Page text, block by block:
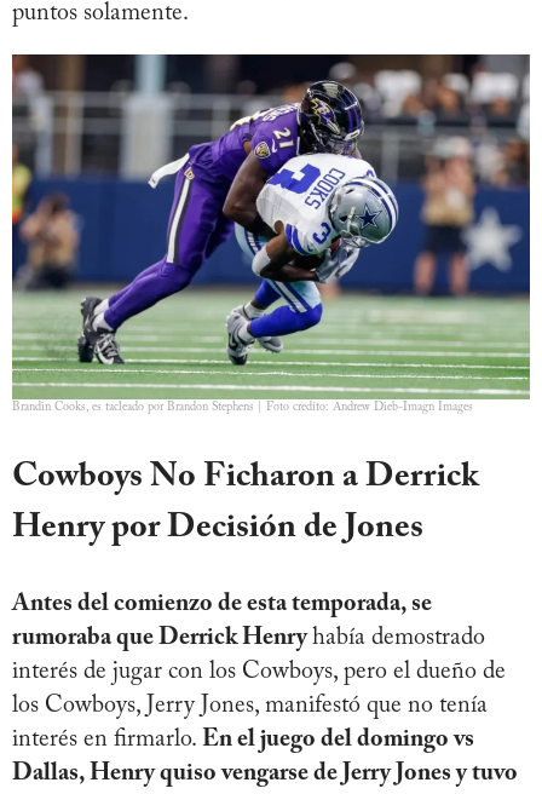
puntos solamente.
Brandin Cooks, es tacleado por Brandon Stephens | Foto credíto: Andrew Dieb-Imagn Images
Cowboys No Ficharon a Derrick
Henry por Decisión de Jones
Antes del comienzo de esta temporada, se
rumoraba que Derrick Henryhabía demostrado
interés de jugar con los Cowboys, pero el dueño de
los Cowboys, Jerry Jones, manifestó que no tenía
interés en firmarlo. En el juego del domingo vs
Dallas, Henry quiso vengarse de Jerry Jones y tuvo